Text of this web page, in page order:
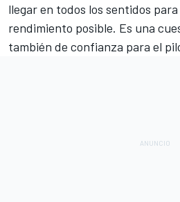
llegar en todos los sentidos
rendimiento posible. Es una
también de confianza para el